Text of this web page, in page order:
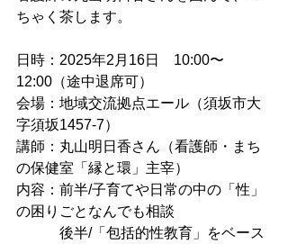
ちゃく茶します。
日時：2025年2月16日　10:00〜
12:00（途中退席可）
会場：地域交流拠点エール（須坂市大
字須坂1457-7）
講師：丸山明日香さん（看護師・まち
の保健室「縁と環」主宰）
内容：前半/子育てや日常の中の「性」
の困りごとなんでも相談
後半/「包括的性教育」をベース